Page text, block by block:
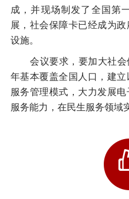
成，并现场制发了全国第
展，社会保障卡已经成为
设施。
会议要求，要加大社会
年基本覆盖全国人口，建
服务管理模式，大力发展
服务能力，在民生服务领域